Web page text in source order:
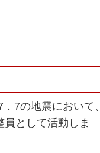
7の地震において、
として活動しま